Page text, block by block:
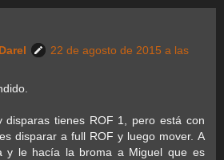
22 de agosto de 2015 a las
disparas tienes ROF 1, pero está con
disparar a full ROF y luego mover. A
y le hacía la broma a Miguel que es